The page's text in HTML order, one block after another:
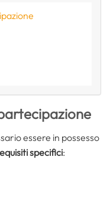
essere in possesso
specifici: